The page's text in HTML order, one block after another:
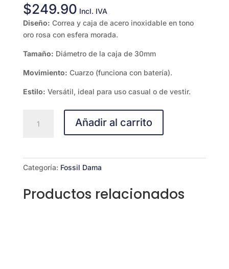
$249.90 Incl. IVA
Diseño: Correa y caja de acero inoxidable en tono
oro rosa con esfera morada.
Tamaño: Diámetro de la caja de 30mm
Movimiento: Cuarzo (funciona con batería).
Estilo: Versátil, ideal para uso casual o de vestir.
ES3653
Añadir al carrito
Categoría: Fossil Dama
Productos relacionados